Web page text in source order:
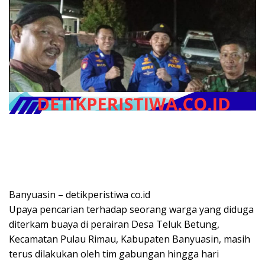
Banyuasin – detikperistiwa co.id
Upaya pencarian terhadap seorang warga yang diduga
diterkam buaya di perairan Desa Teluk Betung,
Kecamatan Pulau Rimau, Kabupaten Banyuasin, masih
terus dilakukan oleh tim gabungan hingga hari